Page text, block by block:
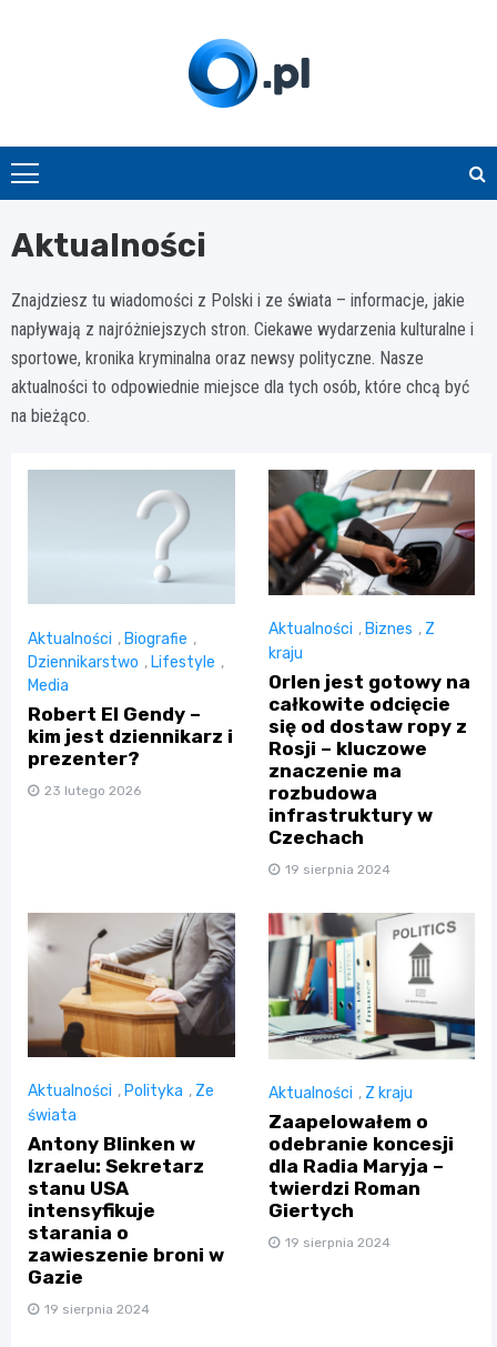
O.pl
Aktualności
Znajdziesz tu wiadomości z Polski i ze świata – informacje, jakie
napływają z najróżniejszych stron. Ciekawe wydarzenia kulturalne i
sportowe, kronika kryminalna oraz newsy polityczne. Nasze
aktualności to odpowiednie miejsce dla tych osób, które chcą być
na bieżąco.
Aktualności , Biografie ,
Dziennikarstwo , Lifestyle ,
Media
Robert El Gendy –
kim jest dziennikarz i
prezenter?
23 lutego 2026
Aktualności , Biznes , Z
kraju
Orlen jest gotowy na
całkowite odcięcie
się od dostaw ropy z
Rosji – kluczowe
znaczenie ma
rozbudowa
infrastruktury w
Czechach
19 sierpnia 2024
Aktualności , Polityka , Ze
świata
Antony Blinken w
Izraelu: Sekretarz
stanu USA
intensyfikuje
starania o
zawieszenie broni w
Gazie
19 sierpnia 2024
Aktualności , Z kraju
Zaapelowałem o
odebranie koncesji
dla Radia Maryja –
twierdzi Roman
Giertych
19 sierpnia 2024